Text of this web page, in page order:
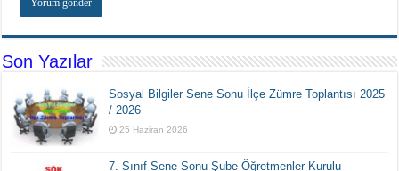
Son Yazılar
Sosyal Bilgiler Sene Sonu İlçe Zümre Toplantısı 2025
/ 2026
25 Haziran 2026
7. Sınıf Sene Sonu Şube Öğretmenler Kurulu